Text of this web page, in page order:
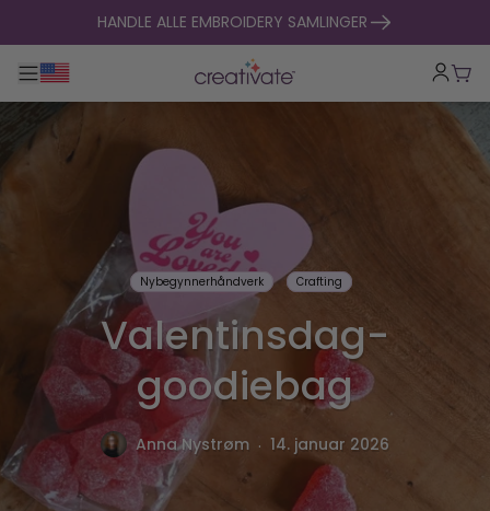
hopp til innholdHANDLE ALLE EMBROIDERY SAMLINGER
Veksle hovednavigasjon
Nybegynnerhåndverk Crafting
Valentinsdag-
goodiebag
Anna Nystrøm . 14. januar 2026